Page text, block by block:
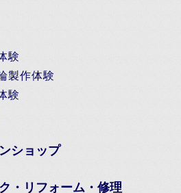
験
製作体験
験
ショップ
・リフォーム・修理